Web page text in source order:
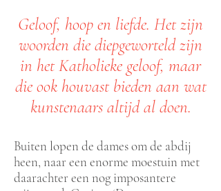
Geloof, hoop en liefde. Het zijn
woorden die diepgeworteld zijn
in het Katholieke geloof, maar
die ook houvast bieden aan wat
kunstenaars altijd al doen.
Buiten lopen de dames om de abdij
heen, naar een enorme moestuin met
daarachter een nog imposantere